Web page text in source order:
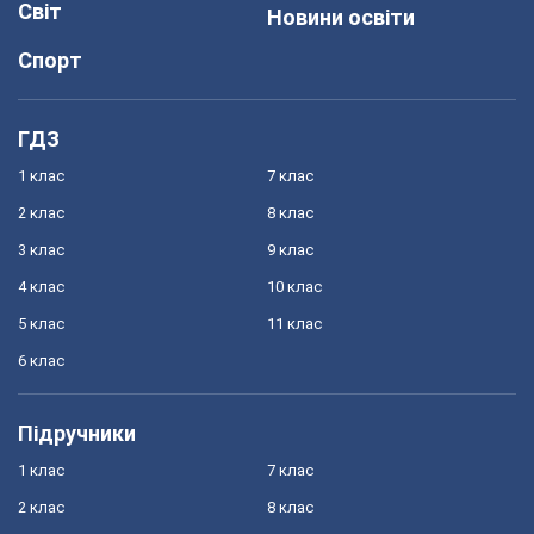
Світ
Спорт
Новини освіти
ГДЗ
1 клас
2 клас
3 клас
4 клас
5 клас
6 клас
7 клас
8 клас
9 клас
10 клас
11 клас
Підручники
1 клас
2 клас
7 клас
8 клас